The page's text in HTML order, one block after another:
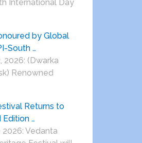
International Day
by Global
South …
2026: (Dwarka
Renowned
Returns to
…
2026: Vedanta